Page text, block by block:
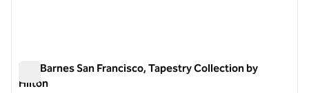
The Barnes San Francisco, Tapestry Collection by
Hilton